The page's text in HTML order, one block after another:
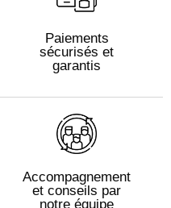
Paiements
sécurisés et
garantis
Accompagnement
et conseils par
notre équipe